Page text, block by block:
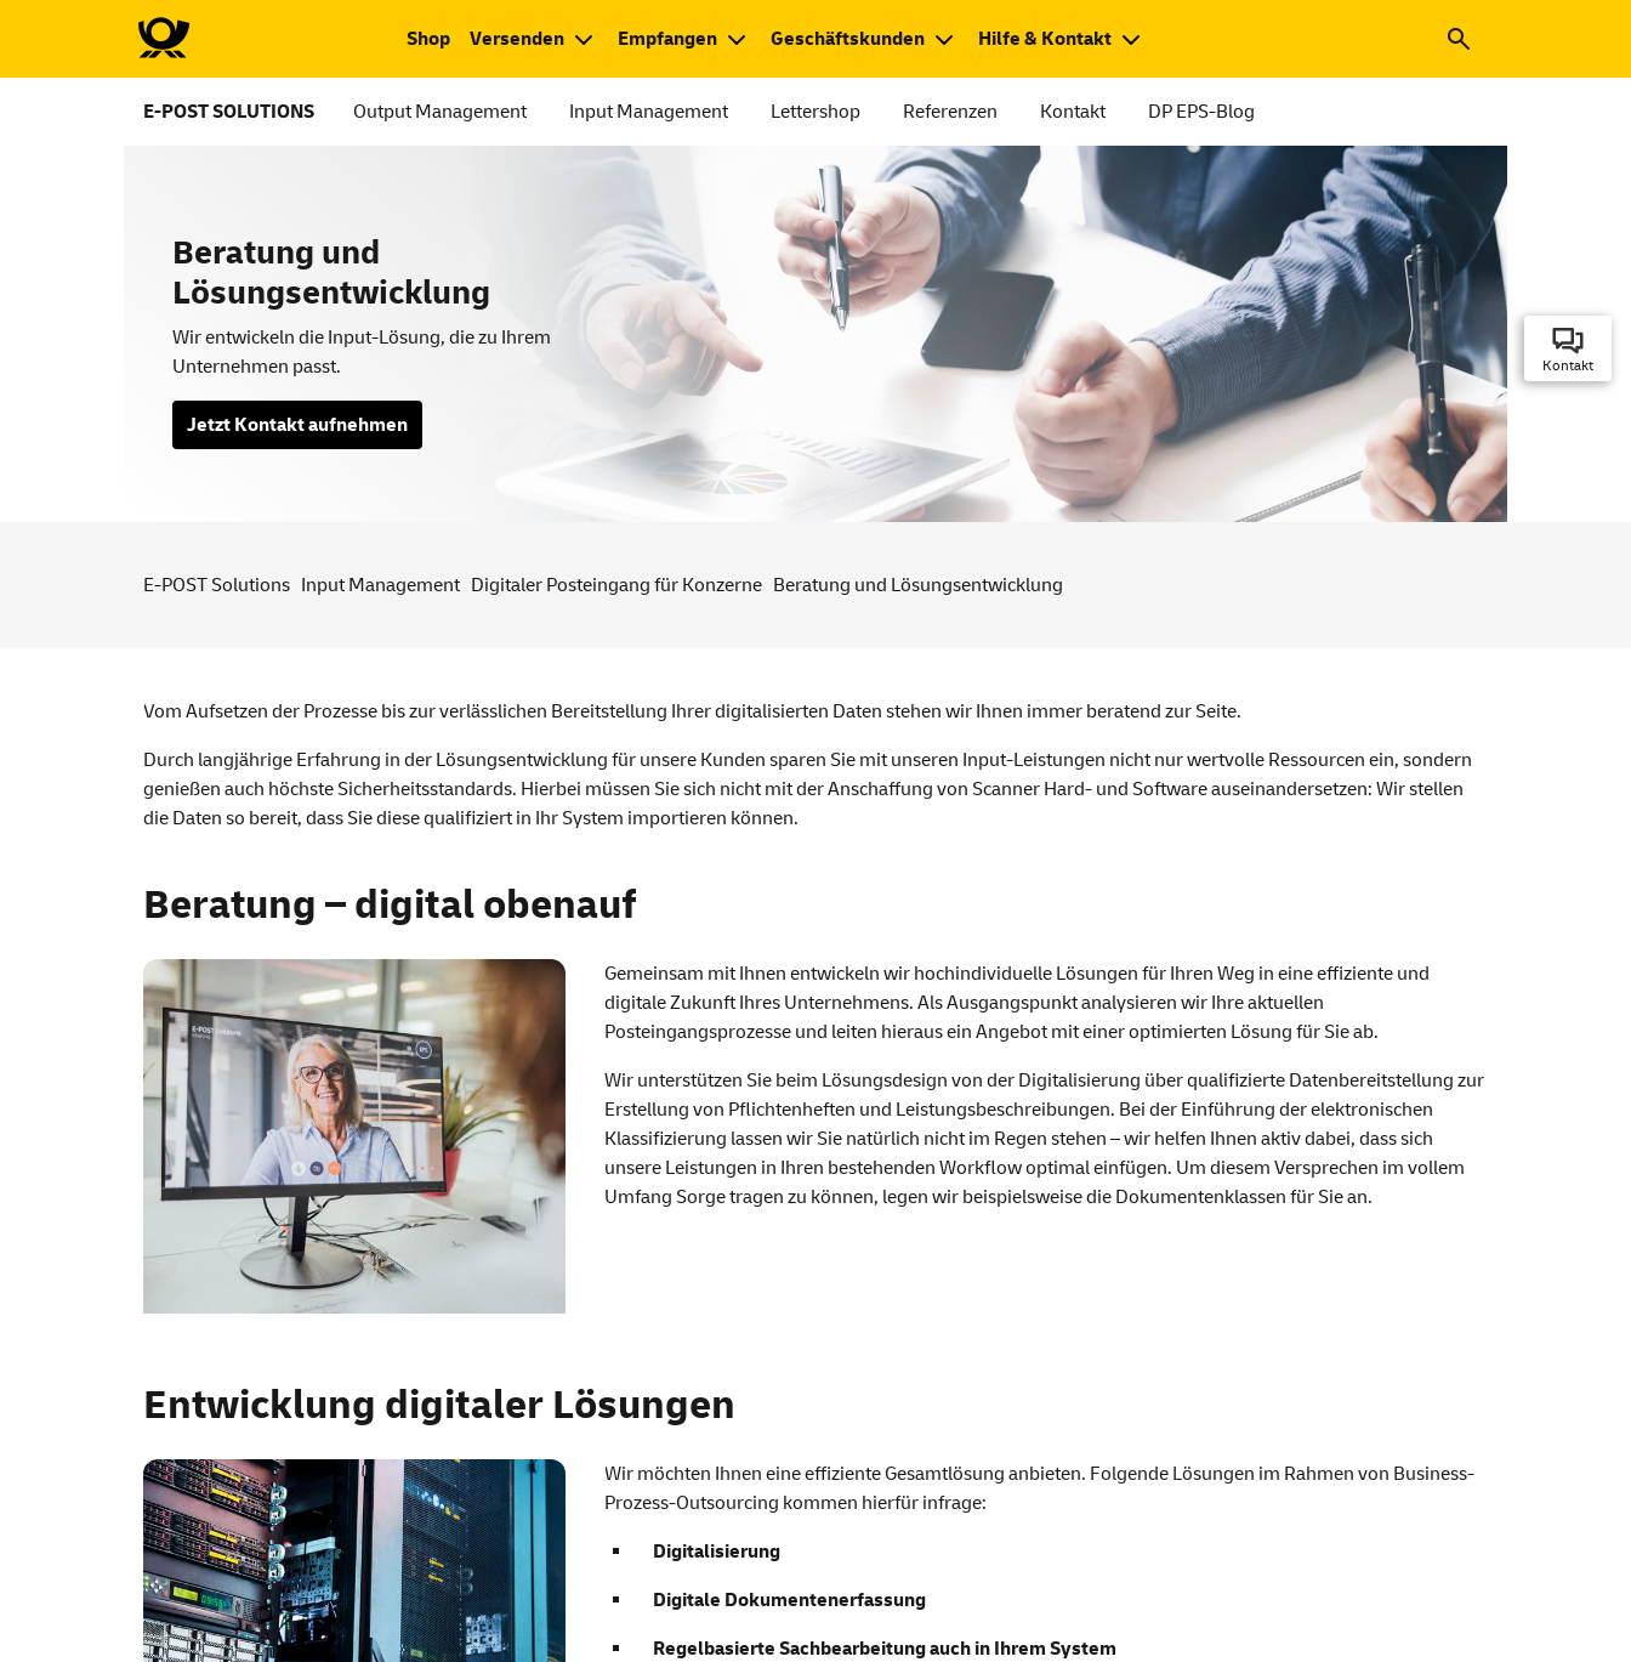
Shop Versenden Empfangen Geschäftskunden Hilfe & Kontakt
E-POST SOLUTIONS Output Management Input Management Lettershop Referenzen Kontakt DP EPS-Blog
Kontakt
Beratung und
Lösungsentwicklung
Wir entwickeln die Input-Lösung, die zu Ihrem
Unternehmen passt.
Jetzt Kontakt aufnehmen
E-POST Solutions Input Management Digitaler Posteingang für Konzerne Beratung und Lösungsentwicklung
Vom Aufsetzen der Prozesse bis zur verlässlichen Bereitstellung Ihrer digitalisierten Daten stehen wir Ihnen immer beratend zur Seite.
Durch langjährige Erfahrung in der Lösungsentwicklung für unsere Kunden sparen Sie mit unseren Input-Leistungen nicht nur wertvolle Ressourcen ein, sondern
genießen auch höchste Sicherheitsstandards. Hierbei müssen Sie sich nicht mit der Anschaffung von Scanner Hard- und Software auseinandersetzen: Wir stellen
die Daten so bereit, dass Sie diese qualifiziert in Ihr System importieren können.
Beratung – digital obenauf
Gemeinsam mit Ihnen entwickeln wir hochindividuelle Lösungen für Ihren Weg in eine effiziente und
digitale Zukunft Ihres Unternehmens. Als Ausgangspunkt analysieren wir Ihre aktuellen
Posteingangsprozesse und leiten hieraus ein Angebot mit einer optimierten Lösung für Sie ab.
Wir unterstützen Sie beim Lösungsdesign von der Digitalisierung über qualifizierte Datenbereitstellung zur
Erstellung von Pflichtenheften und Leistungsbeschreibungen. Bei der Einführung der elektronischen
Klassifizierung lassen wir Sie natürlich nicht im Regen stehen – wir helfen Ihnen aktiv dabei, dass sich
unsere Leistungen in Ihren bestehenden Workflow optimal einfügen. Um diesem Versprechen im vollem
Umfang Sorge tragen zu können, legen wir beispielsweise die Dokumentenklassen für Sie an.
Entwicklung digitaler Lösungen
Wir möchten Ihnen eine effiziente Gesamtlösung anbieten. Folgende Lösungen im Rahmen von Business-
Prozess-Outsourcing kommen hierfür infrage:
Digitalisierung
Digitale Dokumentenerfassung
Regelbasierte Sachbearbeitung auch in Ihrem System